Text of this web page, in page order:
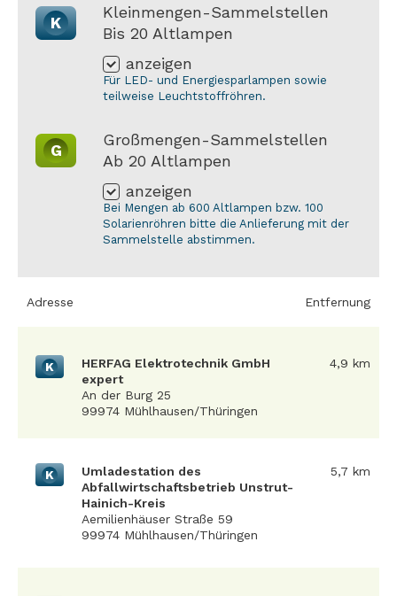
K
Kleinmengen-Sammelstellen
Bis 20 Altlampen
anzeigen
Für LED- und Energiesparlampen sowie
teilweise Leuchtstoffröhren.
G
Großmengen-Sammelstellen
Ab 20 Altlampen
anzeigen
Bei Mengen ab 600 Altlampen bzw. 100
Solarienröhren bitte die Anlieferung mit der
Sammelstelle abstimmen.
Adresse Entfernung
K
HERFAG Elektrotechnik GmbH
expert
An der Burg 25
99974 Mühlhausen/Thüringen
4,9 km
K
Umladestation des
Abfallwirtschaftsbetrieb Unstrut-
Hainich-Kreis
Aemilienhäuser Straße 59
99974 Mühlhausen/Thüringen
5,7 km